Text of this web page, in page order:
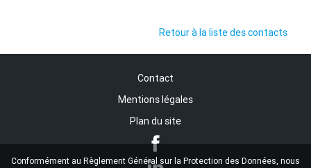
Conformément au Règlement Général sur la Protection des Données, nous
Retour à la liste des contacts
Contact
Mentions légales
Plan du site